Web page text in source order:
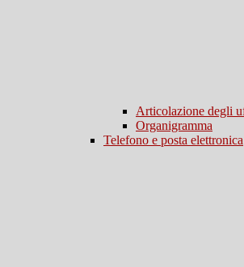
Articolazione degli
Organigramma
Telefono e posta elettronica